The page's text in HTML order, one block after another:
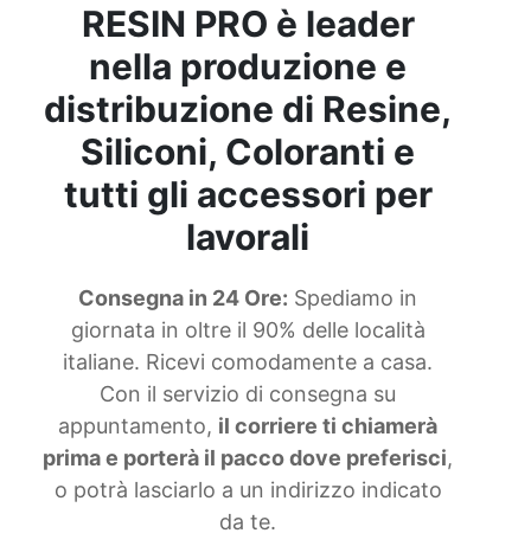
RESIN PRO è leader
nella produzione e
distribuzione di Resine,
Siliconi, Coloranti e
tutti gli accessori per
lavorali
Consegna in 24 Ore: Spediamo in
giornata in oltre il 90% delle località
italiane. Ricevi comodamente a casa.
Con il servizio di consegna su
appuntamento, il corriere ti chiamerà
prima e porterà il pacco dove preferisci,
o potrà lasciarlo a un indirizzo indicato
da te.